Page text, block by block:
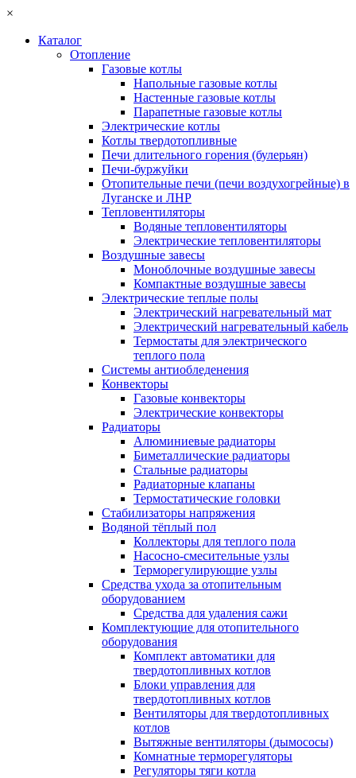
×
Каталог
Отопление
Газовые котлы
Напольные газовые котлы
Настенные газовые котлы
Парапетные газовые котлы
Электрические котлы
Котлы твердотопливные
Печи длительного горения (булерьян)
Печи-буржуйки
Отопительные печи (печи воздухогрейные) в
Луганске и ЛНР
Тепловентиляторы
Водяные тепловентиляторы
Электрические тепловентиляторы
Воздушные завесы
Моноблочные воздушные завесы
Компактные воздушные завесы
Электрические теплые полы
Электрический нагревательный мат
Электрический нагревательный кабель
Термостаты для электрического
теплого пола
Системы антиобледенения
Конвекторы
Газовые конвекторы
Электрические конвекторы
Радиаторы
Алюминиевые радиаторы
Биметаллические радиаторы
Стальные радиаторы
Радиаторные клапаны
Термостатические головки
Стабилизаторы напряжения
Водяной тёплый пол
Коллекторы для теплого пола
Насосно-смесительные узлы
Терморегулирующие узлы
Средства ухода за отопительным
оборудованием
Средства для удаления сажи
Комплектующие для отопительного
оборудования
Комплект автоматики для
твердотопливных котлов
Блоки управления для
твердотопливных котлов
Вентиляторы для твердотопливных
котлов
Вытяжные вентиляторы (дымососы)
Комнатные терморегуляторы
Регуляторы тяги котла